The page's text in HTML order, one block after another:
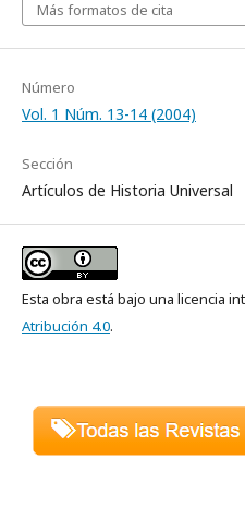
Más formatos de cita
Número
Vol. 1 Núm. 13-14 (2004)
Sección
Artículos de Historia Universal
Esta obra está bajo una licencia
Atribución 4.0.